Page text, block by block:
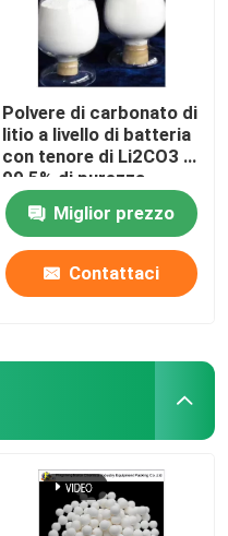
Polvere di carbonato di
litio a livello di batteria
con tenore di Li2CO3 ≥
99,5% di purezza
Miglior prezzo
Contattaci